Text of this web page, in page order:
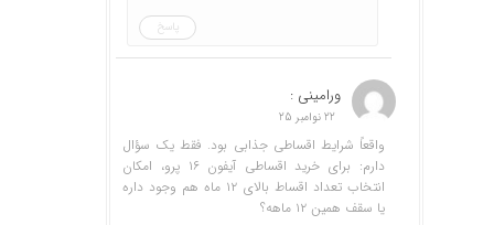
پاسخ
ورامینی :
22 نوامبر 25
واقعاً شرایط اقساطی جذابی بود. فقط یک سؤال
دارم: برای خرید اقساطی آیفون ۱۶ پرو، امکان
انتخاب تعداد اقساط بالای ۱۲ ماه هم وجود داره
یا سقف همین ۱۲ ماهه؟